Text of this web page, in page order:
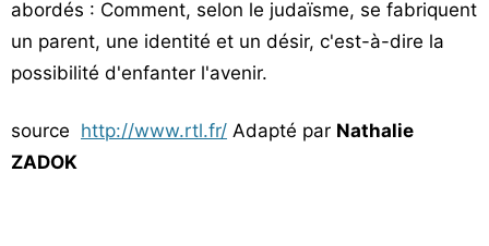
abordés : Comment, selon le judaïsme, se fabriquent
un parent, une identité et un désir, c'est-à-dire la
possibilité d'enfanter l'avenir.
source http://www.rtl.fr/ Adapté par Nathalie
ZADOK